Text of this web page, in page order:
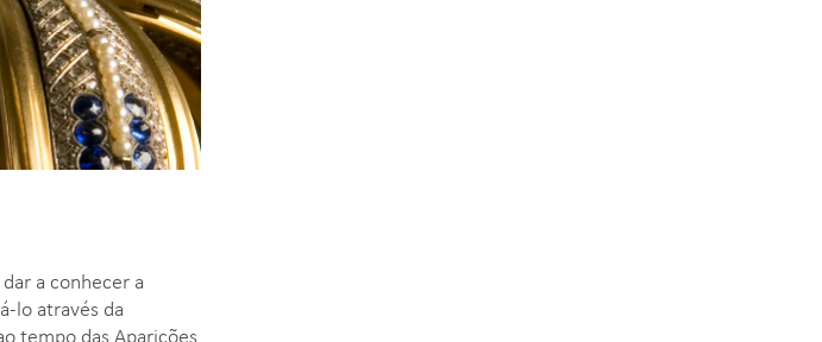
a conhecer a
lo através da
tempo das Aparições